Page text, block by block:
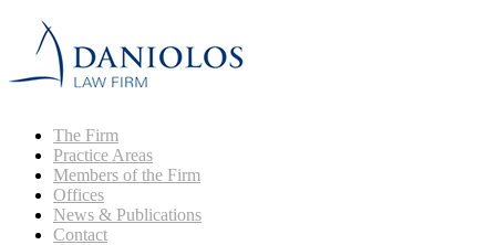
The Firm
Practice Areas
Members of the Firm
Offices
News & Publications
Contact